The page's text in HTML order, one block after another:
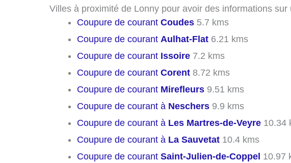
Villes à proximité de Lonny pour avoir des informations
Coupure de courant Coudes 5.7 kms
Coupure de courant Aulhat-Flat 6.21 kms
Coupure de courant Issoire 7.2 kms
Coupure de courant Corent 8.72 kms
Coupure de courant Mirefleurs 9.51 kms
Coupure de courant à Neschers 9.9 kms
Coupure de courant à Les Martres-de-Veyre 10.34
Coupure de courant à La Sauvetat 10.4 kms
Coupure de courant Saint-Julien-de-Coppel 10.97